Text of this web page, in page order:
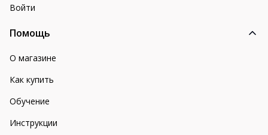
Войти
Помощь
О магазине
Как купить
Обучение
Инструкции